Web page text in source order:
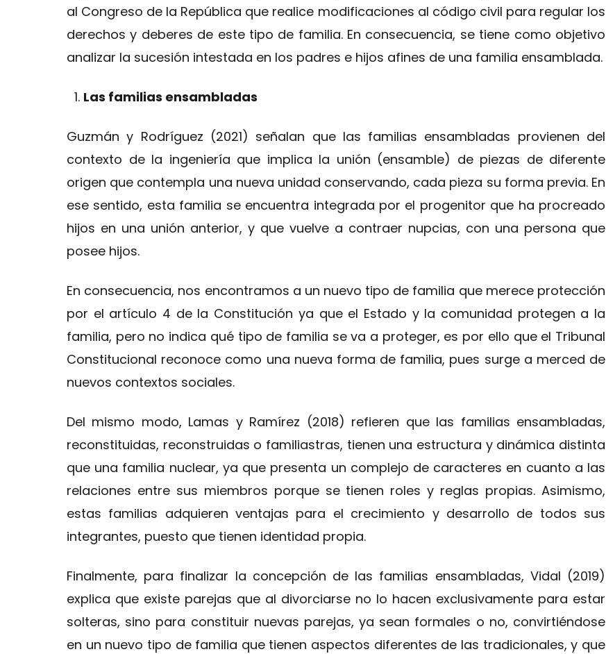
al Congreso de la República que realice modificaciones al código civil para regular los
derechos y deberes de este tipo de familia. En consecuencia, se tiene como objetivo
analizar la sucesión intestada en los padres e hijos afines de una familia ensamblada.
Las familias ensambladas
Guzmán y Rodríguez (2021) señalan que las familias ensambladas provienen del
contexto de la ingeniería que implica la unión (ensamble) de piezas de diferente
origen que contempla una nueva unidad conservando, cada pieza su forma previa. En
ese sentido, esta familia se encuentra integrada por el progenitor que ha procreado
hijos en una unión anterior, y que vuelve a contraer nupcias, con una persona que
posee hijos.
En consecuencia, nos encontramos a un nuevo tipo de familia que merece protección
por el artículo 4 de la Constitución ya que el Estado y la comunidad protegen a la
familia, pero no indica qué tipo de familia se va a proteger, es por ello que el Tribunal
Constitucional reconoce como una nueva forma de familia, pues surge a merced de
nuevos contextos sociales.
Del mismo modo, Lamas y Ramírez (2018) refieren que las familias ensambladas,
reconstituidas, reconstruidas o familiastras, tienen una estructura y dinámica distinta
que una familia nuclear, ya que presenta un complejo de caracteres en cuanto a las
relaciones entre sus miembros porque se tienen roles y reglas propias. Asimismo,
estas familias adquieren ventajas para el crecimiento y desarrollo de todos sus
integrantes, puesto que tienen identidad propia.
Finalmente, para finalizar la concepción de las familias ensambladas, Vidal (2019)
explica que existe parejas que al divorciarse no lo hacen exclusivamente para estar
solteras, sino para constituir nuevas parejas, ya sean formales o no, convirtiéndose
en un nuevo tipo de familia que tienen aspectos diferentes de las tradicionales, y que